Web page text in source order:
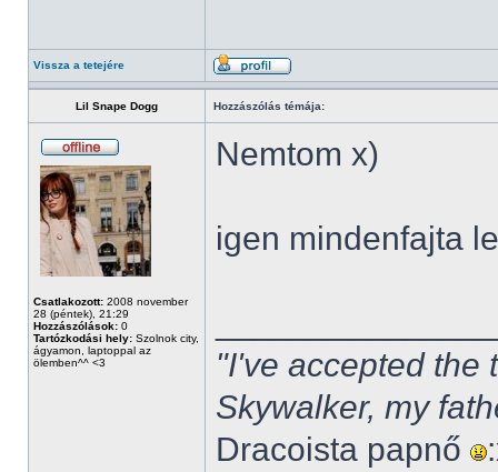
Vissza a tetejére
Lil Snape Dogg Hozzászólás témája:
Csatlakozott: 2008 november
28 (péntek), 21:29
Hozzászólások: 0
Tartózkodási hely: Szolnok city,
ágyamon, laptoppal az
ölemben^^ <3
Nemtom x)
igen mindenfajta
"I've accepted the
Skywalker, my
Dracoista papnő